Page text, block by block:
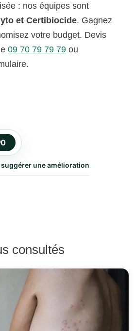
: nos équipes sont
et Certibiocide. Gagnez
votre budget. Devis
09 70 79 79 79 ou
0
une amélioration
consultés